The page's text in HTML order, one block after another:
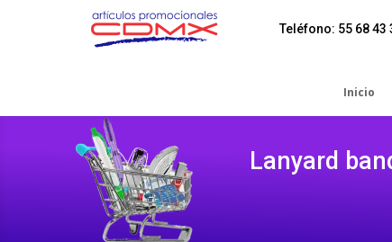
Teléfono: 55 68 43
Inicio
Lanyard